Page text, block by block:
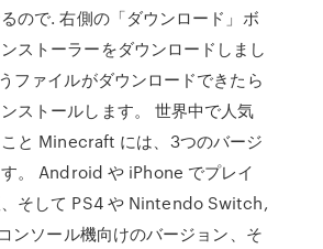
ので. 右側の「ダウンロード」ボ
ストーラーをダウンロードしまし
ファイルがダウンロードできたら
ストールします。 世界中で人気
と Minecraft には、3つのバージ
。 Android や iPhone でプレイ
そして PS4 や Nintendo Switch,
ンソール機向けのバージョン、そ